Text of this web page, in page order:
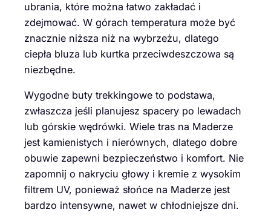
ubrania, które można łatwo zakładać i
zdejmować. W górach temperatura może być
znacznie niższa niż na wybrzeżu, dlatego
ciepła bluza lub kurtka przeciwdeszczowa są
niezbędne.
Wygodne buty trekkingowe to podstawa,
zwłaszcza jeśli planujesz spacery po lewadach
lub górskie wędrówki. Wiele tras na Maderze
jest kamienistych i nierównych, dlatego dobre
obuwie zapewni bezpieczeństwo i komfort. Nie
zapomnij o nakryciu głowy i kremie z wysokim
filtrem UV, ponieważ słońce na Maderze jest
bardzo intensywne, nawet w chłodniejsze dni.